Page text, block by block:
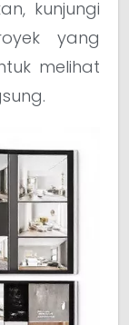
kunjungi
yang
melihat